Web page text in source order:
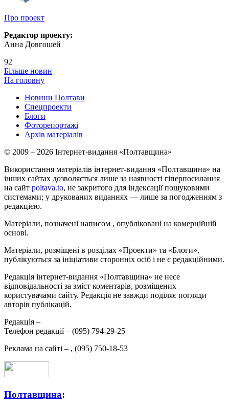
Про проект
Редактор проекту:
Анна Довгошей
92
Більше новин
На головну
Новини Полтави
Спецпроекти
Блоги
Фоторепортажі
Архів матеріалів
© 2009 – 2026 Інтернет-видання «Полтавщина»
Використання матеріалів інтернет-видання «Полтавщина» на
інших сайтах дозволяється лише за наявності гіперпосилання
на сайт poltava.to, не закритого для індексації пошуковими
системами; у друкованих виданнях — лише за погодженням з
редакцією.
Матеріали, позначені написом , опубліковані на комерційній
основі.
Матеріали, розміщені в розділах «Проекти» та «Блоги»,
публікуються за ініціативи сторонніх осіб і не є редакційними.
Редакція інтернет-видання «Полтавщина» не несе
відповідальності за зміст коментарів, розміщених
користувачами сайту. Редакція не завжди поділяє погляди
авторів публікацій.
Редакція –
Телефон редакції – (095) 794-29-25
Реклама на сайті – , (095) 750-18-53
Полтавщина: